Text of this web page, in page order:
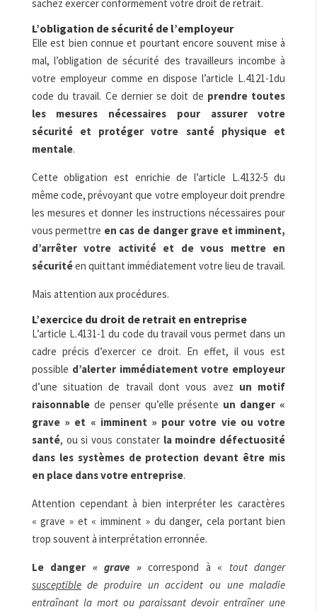
sachez exercer conformément votre droit de retrait.
L’obligation de sécurité de l’employeur
Elle est bien connue et pourtant encore souvent mise à
mal, l’obligation de sécurité des travailleurs incombe à
votre employeur comme en dispose l’article L.4121-1du
code du travail. Ce dernier se doit de prendre toutes
les mesures nécessaires pour assurer votre
sécurité et protéger votre santé physique et
mentale.
Cette obligation est enrichie de l’article L.4132-5 du
même code, prévoyant que votre employeur doit prendre
les mesures et donner les instructions nécessaires pour
vous permettre en cas de danger grave et imminent,
d’arrêter votre activité et de vous mettre en
sécuritéen quittant immédiatement votre lieu de travail.
Mais attention aux procédures.
L’exercice du droit de retrait en entreprise
L’article L.4131-1 du code du travail vous permet dans un
cadre précis d’exercer ce droit. En effet, il vous est
possible d’alerter immédiatement votre employeur
d’une situation de travail dont vous avez un motif
raisonnablede penser qu’elle présente un danger «
grave » et « imminent » pour votre vie ou votre
santé, ou si vous constater la moindre défectuosité
dans les systèmes de protection devant être mis
en place dans votre entreprise.
Attention cependant à bien interpréter les caractères
« grave » et « imminent » du danger, cela portant bien
trop souvent à interprétation erronnée.
Le danger « grave »correspond à « tout danger
susceptiblede produire un accident ou une maladie
entraînant la mort ou paraissant devoir entraîner une